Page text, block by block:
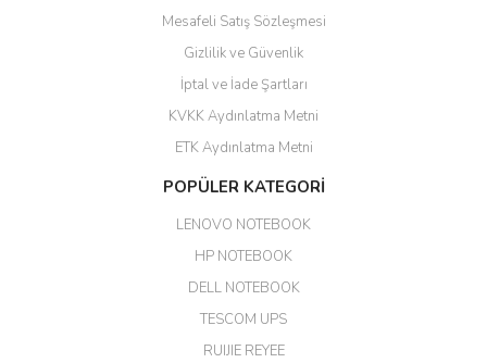
Yalçın Kaya | 20/06/2026
ahmet yiğit | 29/04/2026
Aldığım ürün kapalı kutu teslim
edildi. Teşekkür ederim.
GÜRKAN KETHÜDAOĞLU |
Mesafeli Satış Sözleşmesi
Gizlilik ve Güvenlik
İptal ve İade Şartları
KVKK Aydınlatma Metni
ETK Aydınlatma Metni
POPÜLER KATEGORİ
LENOVO NOTEBOOK
HP NOTEBOOK
DELL NOTEBOOK
TESCOM UPS
RUIJIE REYEE